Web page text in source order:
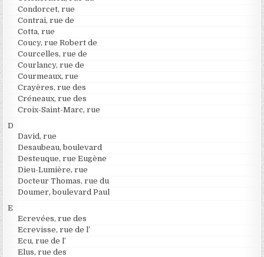
Condorcet, rue
Contrai, rue de
Cotta, rue
Coucy, rue Robert de
Courcelles, rue de
Courlancy, rue de
Courmeaux, rue
Crayères, rue des
Créneaux, rue des
Croix-Saint-Marc, rue
D
David, rue
Desaubeau, boulevard
Desteuque, rue Eugène
Dieu-Lumière, rue
Docteur Thomas, rue du
Doumer, boulevard Paul
E
Ecrevées, rue des
Ecrevisse, rue de l’
Ecu, rue de l’
Elus, rue des